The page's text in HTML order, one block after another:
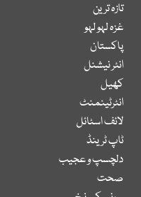
تازہ ترین
غزہ لہو لہو
پاکستان
انٹر نیشنل
کھیل
انٹرٹینمنٹ
لائف اسٹائل
ٹاپ ٹرینڈ
دلچسپ و عجیب
صحت